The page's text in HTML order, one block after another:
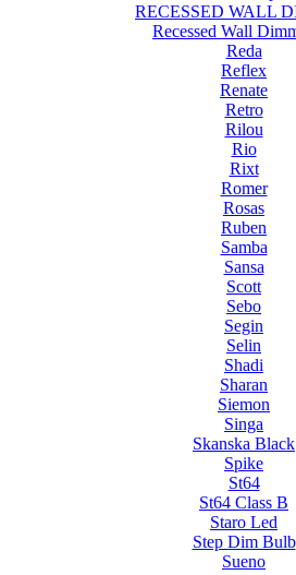
RECESSED WALL
Recessed Wall
Reda
Reflex
Renate
Retro
Rilou
Rio
Rixt
Romer
Rosas
Ruben
Samba
Sansa
Scott
Sebo
Segin
Selin
Shadi
Sharan
Siemon
Singa
Skanska Black
Spike
St64
St64 Class B
Staro Led
Step Dim Bulb
Sueno